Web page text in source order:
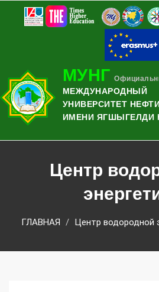
МУНГ
МЕЖДУНАРОДНЫЙ
УНИВЕРСИТЕТ
ИМЕНИ ЯГШЫГЕЛДИ
Центр
ГЛАВНАЯ Центр водородной